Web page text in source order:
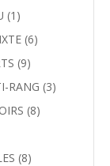
(1)
(6)
(9)
RANG (3)
(8)
(8)